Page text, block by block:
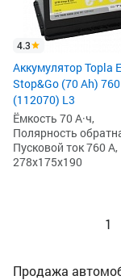
4.3
Аккумулятор Topla
Stop&Go (70 Ah)
(112070) L3
Ёмкость 70 А·ч,
Полярность
Пусковой ток 760 А,
278x175x190
1
Продажа